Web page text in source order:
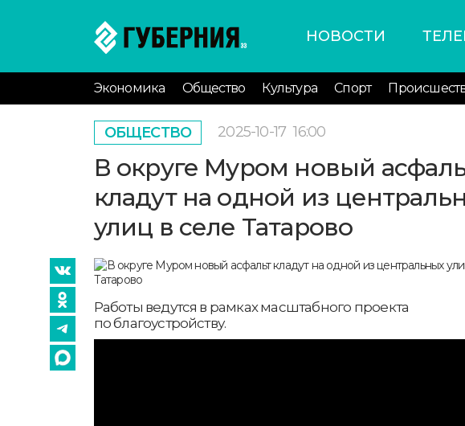
НОВОСТИ
Экономика Общество Культура Спорт
ОБЩЕСТВО 2025-10-17 16:00
В округе Муром новый
кладут на одной из
улиц в селе Татарово
Работы ведутся в рамках масштабного проекта
по благоустройству.